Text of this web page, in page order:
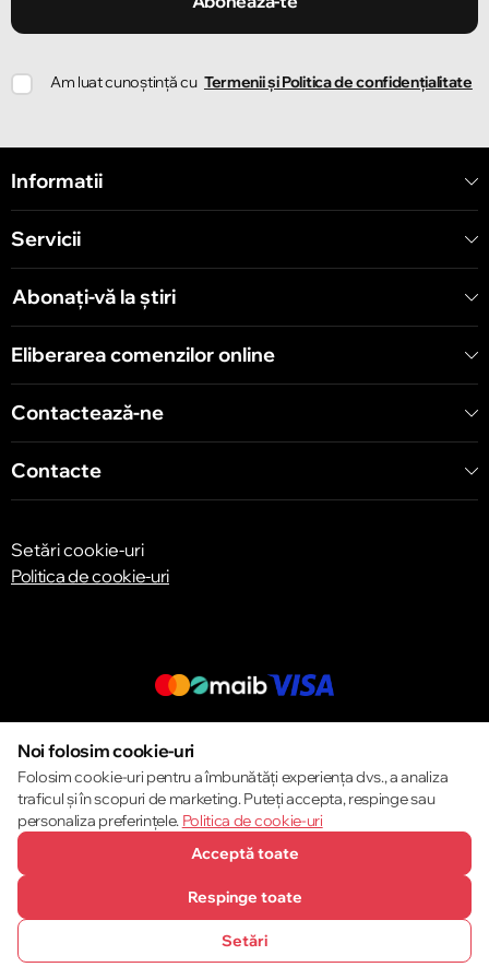
Strada Ion Creangă 78
Strada Mitropolit Varlaam 58
Chișinău
Am luat cunoștință cu Termenii și Politica de confidențialitate
Informatii
Servicii
Abonați-vă la știri
Eliberarea comenzilor online
Contactează-ne
Contacte
Setări cookie-uri
Politica de cookie-uri
© 2013 – 2026 ECOM
SUNĂ-NE FAVORITE CATALOG COMPARĂ COȘ
Noi folosim cookie-uri
Folosim cookie-uri pentru a îmbunătăți experiența dvs., a analiza
traficul și în scopuri de marketing. Puteți accepta, respinge sau
personaliza preferințele. Politica de cookie-uri
Acceptă toate
Respinge toate
Setări